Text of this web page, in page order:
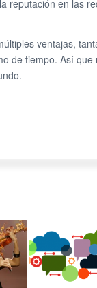
reputación en las
ventajas,
de tiempo. Así